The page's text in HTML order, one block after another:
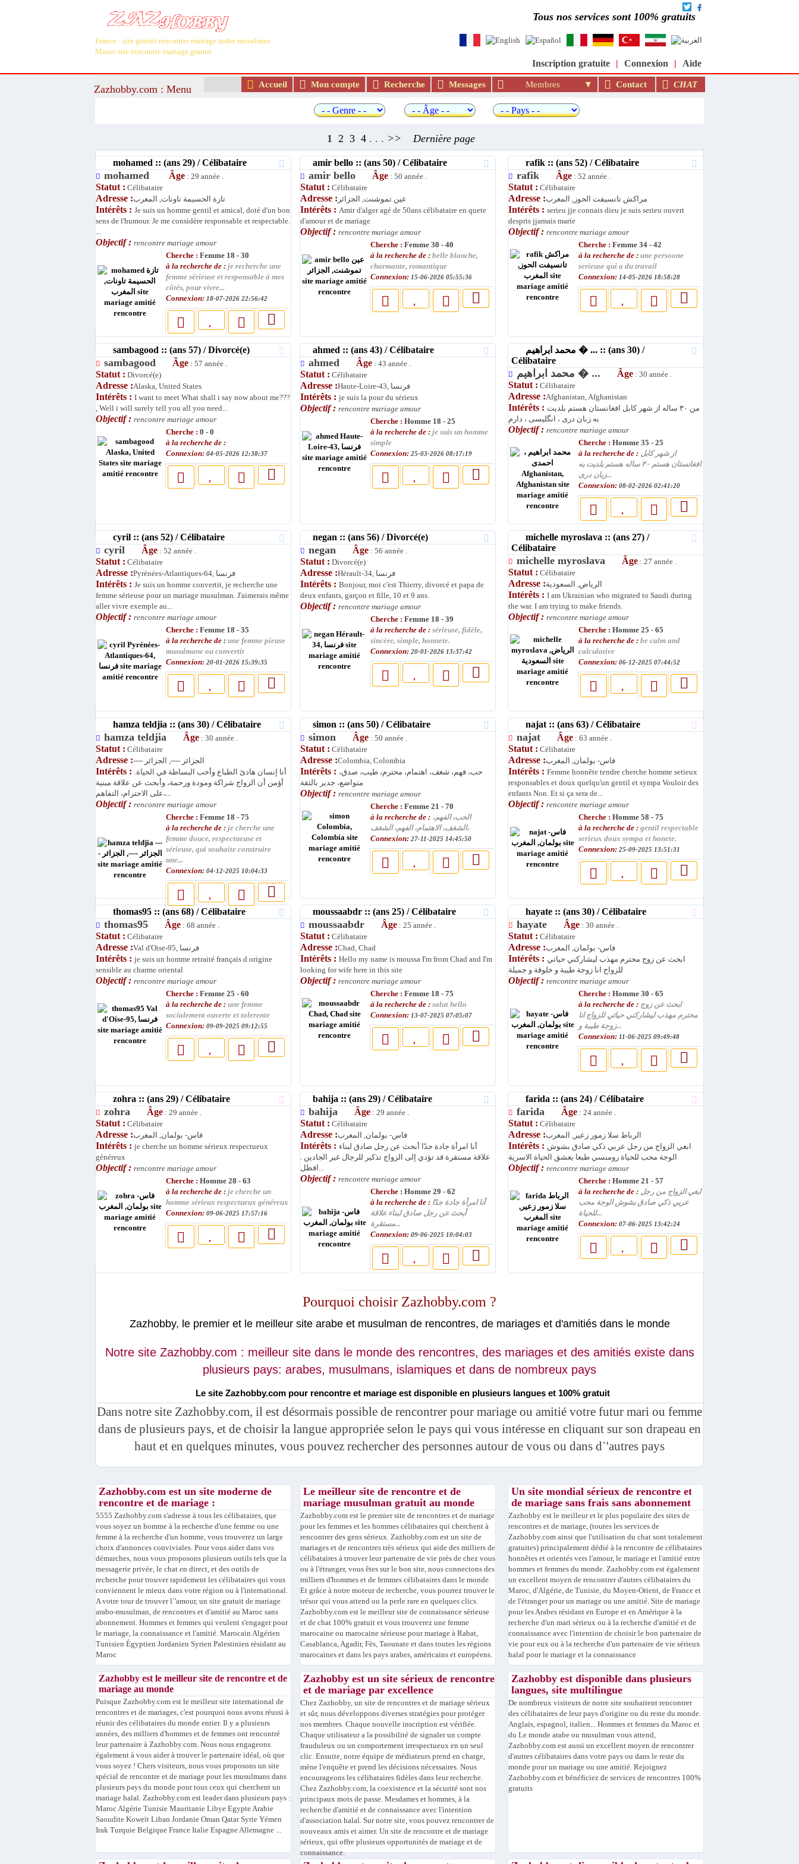
France : site gratuit rencontre mariage arabe musulman
Maroc site rencontre mariage gratuit
Tous nos services sont 100% gratuits
Inscription gratuite | Connexion | Aide
Zazhobby.com : Menu Accueil Mon compte Recherche Messages Membres Contact CHAT
1 2 3 4 . . . >> Dernière page
mohamed :: (ans 29) / Célibataire
mohamed Âge : 29 année .
Statut : Célibataire
Adresse :تازة الحسيمة تاونات, المغرب
Intérêts : Je suis un homme gentil et amical, doté d'un bon
sens de l'humour. Je me considère responsable et respectable.
...
Objectif : rencontre mariage amour
Cherche : Femme 18 - 30
à la recherche de : je recherche une
femme sérieuse et responsable à mes
côtés, pour vivre...
Connexion: 18-07-2026 22:56:42
amir bello :: (ans 50) / Célibataire
amir bello Âge : 50 année .
Statut : Célibataire
Adresse : عين تموشنت, الجزائر
Intérêts : Amir d'alger agé de 50ans célibataire en quete
d'amour et de mariage
Objectif : rencontre mariage amour
Cherche : Femme 30 - 40
à la recherche de : belle blanche,
charmante, romantique
Connexion: 15-06-2026 05:55:36
rafik :: (ans 52) / Célibataire
rafik Âge : 52 année .
Statut : Célibataire
Adresse :مراكش تانسيفت الحوز, المغرب
Intérêts : serieu jje connais dieu je suis serieu ouvert
despris jjamais marie
Objectif : rencontre mariage amour
Cherche : Femme 34 - 42
à la recherche de : une persoone
serieuse qui a du travail
Connexion: 14-05-2026 18:58:28
sambagood :: (ans 57) / Divorcé(e)
sambagood Âge : 57 année .
Statut : Divorcé(e)
Adresse :Alaska, United States
Intérêts : I want to meet What shall i say now about me???
, Well i will surely tell you all you need...
Objectif : rencontre mariage amour
Cherche : 0 - 0
à la recherche de :
Connexion: 04-05-2026 12:38:37
ahmed :: (ans 43) / Célibataire
ahmed Âge : 43 année .
Statut : Célibataire
Adresse : Haute-Loire-43, فرنسا
Intérêts : je suis la pour du sérieux
Objectif : rencontre mariage amour
Cherche : Homme 18 - 25
à la recherche de : je suis un homme
simple
Connexion: 25-03-2026 08:17:19
Célibataire
محمد ابراهیم � ... Âge : 30 année .
Statut : Célibataire
Adresse :Afghanistan, Afghanistan
Intérêts : من ۳۰ ساله از شهر کابل افغانستان هستم بلدیت
به زبان دری ، انگلیسی ، دارم
Objectif : rencontre mariage amour
Cherche : Homme 35 - 25
à la recherche de : از شهر کابل
افغانستان هستم ۳۰ ساله هستم بلدیت به
زبان دری...
Connexion: 08-02-2026 02:41:20
cyril :: (ans 52) / Célibataire
cyril Âge : 52 année .
Statut : Célibataire
Adresse : Pyrénées-Atlantiques-64, فرنسا
Intérêts : Je suis un homme convertit, je recherche une
femme sérieuse pour un mariage musulman. J'aimerais même
aller vivre exemple au...
Objectif : rencontre mariage amour
Cherche : Femme 18 - 35
à la recherche de : une femme pieuse
musulmane ou convertit
Connexion: 20-01-2026 15:39:35
negan :: (ans 56) / Divorcé(e)
negan Âge : 56 année .
Statut : Divorcé(e)
Adresse : Hérault-34, فرنسا
Intérêts : Bonjour, moi c'est Thierry, divorcé et papa de
deux enfants, garçon et fille, 10 et 9 ans.
Objectif : rencontre mariage amour
Cherche : Femme 18 - 39
à la recherche de : sérieuse, fidèle,
sincère, simple, honnete.
Connexion: 20-01-2026 13:37:42
michelle myroslava :: (ans 27) /
Célibataire
michelle myroslava Âge : 27 année .
Statut : Célibataire
Adresse :الرياض, السعودية
Intérêts : I am Ukrainian who migrated to Saudi during
the war. I am trying to make friends.
Objectif : rencontre mariage amour
Cherche : Homme 25 - 65
à la recherche de : be calm and
calculative
Connexion: 06-12-2025 07:44:52
hamza teldjia :: (ans 30) / Célibataire
hamza teldjia Âge : 30 année .
Statut : Célibataire
Adresse : ---- الجزائر ----, الجزائر
Intérêts : أنا إنسان هادئ الطباع وأحب البساطة في الحياة.
أؤمن أن الزواج شراكة ومودة ورحمة، وأبحث عن علاقة مبنية
على الاحترام، التفاهم،...
Objectif : rencontre mariage amour
Cherche : Femme 18 - 75
à la recherche de : je cherche une
femme douce, respectueuse et
sérieuse, qui souhaite construire
une...
Connexion: 04-12-2025 10:04:33
simon :: (ans 50) / Célibataire
simon Âge : 50 année .
Statut : Célibataire
Adresse :Colombia, Colombia
Intérêts : حب، فهم، شغف، اهتمام، محترم، طيب، صدق،
متواضع، جدير بالثقة
Objectif : rencontre mariage amour
Cherche : Femme 21 - 70
à la recherche de : الحب، الفهم،
الشغف، الاهتمام، الفهم، الشغف،
Connexion: 27-11-2025 14:45:50
najat :: (ans 63) / Célibataire
najat Âge : 63 année .
Statut : Célibataire
Adresse :فاس- بولمان, المغرب
Intérêts : Femme honnête tendre cherche homme setieux
responsables et doux quelqu'un gentil et sympa Vouloir des
enfants Non. Et si ça sera de...
Objectif : rencontre mariage amour
Cherche : Homme 58 - 75
à la recherche de : gentil respectable
serieux doux sympa et honete.
Connexion: 25-09-2025 13:51:31
thomas95 :: (ans 68) / Célibataire
thomas95 Âge : 68 année .
Statut : Célibataire
Adresse : Val d'Oise-95, فرنسا
Intérêts : je suis un homme retraité français d origine
sensible au charme oriental
Objectif : rencontre mariage amour
Cherche : Femme 25 - 60
à la recherche de : une femme
socialement ouverte et tolerente
Connexion: 09-09-2025 09:12:55
moussaabdr :: (ans 25) / Célibataire
moussaabdr Âge : 25 année .
Statut : Célibataire
Adresse :Chad, Chad
Intérêts : Hello my name is moussa I'm from Chad and I'm
looking for wife here in this site
Objectif : rencontre mariage amour
Cherche : Femme 18 - 75
à la recherche de : salut hello
Connexion: 13-07-2025 07:05:07
hayate :: (ans 30) / Célibataire
hayate Âge : 30 année .
Statut : Célibataire
Adresse :فاس- بولمان, المغرب
Intérêts : ابحث عن زوج محترم مهذب ليشاركني حياتي
للزواج انا زوجة طيبة و خلوقة و جميلة
Objectif : rencontre mariage amour
Cherche : Homme 30 - 65
à la recherche de : ابحث عن زوج
محترم مهذب ليشاركني حياتي للزواج انا
زوجة طيبة و...
Connexion: 11-06-2025 09:49:48
zohra :: (ans 29) / Célibataire
zohra Âge : 29 année .
Statut : Célibataire
Adresse :فاس- بولمان, المغرب
Intérêts : je cherche un homme sérieux respectueux
généreux
Objectif : rencontre mariage amour
Cherche : Homme 28 - 63
à la recherche de : je cherche un
homme sérieux respectueux généreux
Connexion: 09-06-2025 17:57:16
bahija :: (ans 29) / Célibataire
bahija Âge : 29 année .
Statut : Célibataire
Adresse :فاس- بولمان, المغرب
Intérêts : أنا امرأة جادة جدًا أبحث عن رجل صادق لبناء
علاقة مستقرة قد تؤدي إلى الزواج تذكير للرجال غير الجادين .
افظل...
Objectif : rencontre mariage amour
Cherche : Homme 29 - 62
à la recherche de : أنا امرأة جادة جدًا
أبحث عن رجل صادق لبناء علاقة
مستقرة...
Connexion: 09-06-2025 10:04:03
farida :: (ans 24) / Célibataire
farida Âge : 24 année .
Statut : Célibataire
Adresse :الرباط سلا زمور زعير, المغرب
Intérêts : ابغي الزواج من رجل عربي ذكي صادق بشوش
الوجة محب للحياة رومنسي طبعا يعشق الحياة الاسرية
Objectif : rencontre mariage amour
Cherche : Homme 21 - 57
à la recherche de : ابغي الزواج من رجل
عربي ذكي صادق بشوش الوجة محب
للحياة...
Connexion: 07-06-2025 13:42:24
Pourquoi choisir Zazhobby.com ?
Zazhobby, le premier et le meilleur site arabe et musulman de rencontres, de mariages et d'amitiés dans le monde
Notre site Zazhobby.com : meilleur site dans le monde des rencontres, des mariages et des amitiés existe dans
plusieurs pays: arabes, musulmans, islamiques et dans de nombreux pays
Le site Zazhobby.com pour rencontre et mariage est disponible en plusieurs langues et 100% gratuit
Dans notre site Zazhobby.com, il est désormais possible de rencontrer pour mariage ou amitié votre futur mari ou femme
dans de plusieurs pays, et de choisir la langue appropriée selon le pays qui vous intéresse en cliquant sur son drapeau en
haut et en quelques minutes, vous pouvez rechercher des personnes autour de vous ou dans d`'autres pays
Zazhobby.com est un site moderne de
rencontre et de mariage :
5555 Zazhobby.com s'adresse à tous les célibataires, que
vous soyez un homme à la recherche d'une femme ou une
femme à la recherche d'un homme, vous trouverez un large
choix d'annonces conviviales. Pour vous aider dans vos
démarches, nous vous proposons plusieurs outils tels que la
messagerie privée, le chat en direct, et des outils de
recherche pour trouver rapidement les célibataires qui vous
conviennent le mieux dans votre région ou à l'international.
A votre tour de trouver l`'amour, un site gratuit de mariage
arabo-musulman, de rencontres et d'amitié au Maroc sans
abonnement. Hommes et femmes qui veulent s'engager pour
le mariage, la connaissance et l'amitié. Marocain Algérien
Tunisien Égyptien Jordanien Syrien Palestinien résidant au
Maroc
Le meilleur site de rencontre et de
mariage musulman gratuit au monde
Zazhobby.com est le premier site de rencontres et de mariage
pour les femmes et les hommes célibataires qui cherchent à
rencontrer des gens sérieux. Zazhobby.com est un site de
mariages et de rencontres très sérieux qui aide des milliers de
célibataires à trouver leur partenaire de vie près de chez vous
ou à l'étranger, vous êtes sur le bon site, nous connectons des
milliers d'hommes et de femmes célibataires dans le monde.
Et grâce à notre moteur de recherche, vous pourrez trouver le
trésor qui vous attend ou la perle rare en quelques clics.
Zazhobby.com est le meilleur site de connaissance sérieuse
et de chat 100% gratuit et vous trouverez une femme
marocaine ou marocaine sérieuse pour mariage à Rabat,
Casablanca, Agadir, Fès, Taounate et dans toutes les régions
marocaines et dans les pays arabes, américains et européens.
Un site mondial sérieux de rencontre et
de mariage sans frais sans abonnement
Zazhobby est le meilleur et le plus populaire des sites de
rencontres et de mariage, (toutes les services de
Zazhobby.com ainsi que l'utilisation du chat sont totalement
gratuites) principalement dédié à la rencontre de célibataires
honnêtes et orientés vers l'amour, le mariage et l'amitié entre
hommes et femmes du monde. Zazhobby.com est également
un excellent moyen de rencontrer d'autres célibataires du
Maroc, d'Algérie, de Tunisie, du Moyen-Orient, de France et
de l'étranger pour un mariage ou une amitié. Site de mariage
pour les Arabes résidant en Europe et en Amérique à la
recherche d'un mari sérieux ou à la recherche d'amitié et de
connaissance avec l'intention de choisir le bon partenaire de
vie pour eux ou à la recherche d'un partenaire de vie sérieux
halal pour le mariage et la connaissance
Zazhobby est le meilleur site de rencontre et de
mariage au monde
Puisque Zazhobby.com est le meilleur site international de
rencontres et de mariages, c'est pourquoi nous avons réussi à
réunir des célibataires du monde entier. Il y a plusieurs
années, des milliers d'hommes et de femmes ont rencontré
leur partenaire à Zazhobby.com. Nous nous engageons
également à vous aider à trouver le partenaire idéal, où que
vous soyez ! Chers visiteurs, nous vous proposons un site
spécial de rencontre et de mariage pour les musulmans dans
plusieurs pays du monde pour tous ceux qui cherchent un
mariage halal. Zazhobby.com est leader dans plusieurs pays :
Maroc Algérie Tunisie Mauritanie Libye Egypte Arabie
Saoudite Koweït Liban Jordanie Oman Qatar Syrie Yémen
Irak Turquie Belgique France Italie Espagne Allemagne ...
Zazhobby est un site sérieux de rencontre
et de mariage par excellence
Chez Zazhobby, un site de rencontres et de mariage sérieux
et sûr, nous développons diverses stratégies pour protéger
nos membres. Chaque nouvelle inscription est vérifiée.
Chaque utilisateur a la possibilité de signaler un compte
frauduleux ou un comportement irrespectueux en un seul
clic. Ensuite, notre équipe de médiateurs prend en charge,
mène l'enquête et prend les décisions nécessaires. Nous
encourageons les célibataires fidèles dans leur recherche.
Chez Zazhobby.com, la coexistence et la sécurité sont nos
principaux mots de passe. Mesdames et hommes, à la
recherche d'amitié et de connaissance avec l'intention
d'association halal. Sur notre site, vous pouvez rencontrer de
nouveaux amis et aimer. Un site de rencontre et de mariage
sérieux, qui offre plusieurs opportunités de mariage et de
connaissance.
Zazhobby est disponible dans plusieurs
langues, site multilingue
De nombreux visiteurs de notre site souhaitent rencontrer
des célibataires de leur pays d'origine ou du reste du monde.
Anglais, espagnol, italien... Hommes et femmes du Maroc et
du Le monde arabe ou musulman vous attend,
Zazhobby.com est aussi un excellent moyen de rencontrer
d'autres célibataires dans votre pays ou dans le reste du
monde pour un mariage ou une amitié. Rejoignez
Zazhobby.com et bénéficiez de services de rencontres 100%
gratuits